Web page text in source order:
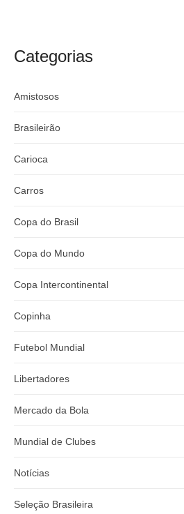
:argentino
Categorias
Amistosos
Brasileirão
Carioca
Carros
Copa do Brasil
Copa do Mundo
Copa Intercontinental
Copinha
Futebol Mundial
Libertadores
Mercado da Bola
Mundial de Clubes
Notícias
Seleção Brasileira